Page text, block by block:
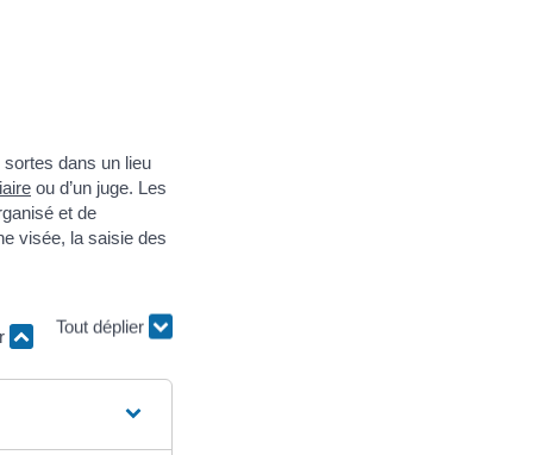
dans un lieu
ou d’un juge. Les
et de
visée, la saisie des
Tout déplier